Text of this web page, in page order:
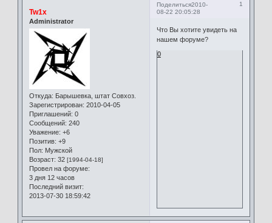
Поделиться 1
2010-
08-22 20:05:28
Tw1x
Administrator
Откуда: Барышевка, штат Совхоз.
Зарегистрирован: 2010-04-05
Приглашений: 0
Сообщений: 240
Уважение: +6
Позитив: +9
Пол: Мужской
Возраст: 32 [1994-04-18]
Провел на форуме:
3 дня 12 часов
Последний визит:
2013-07-30 18:59:42
Что Вы хотите увидеть на
нашем форуме?
0